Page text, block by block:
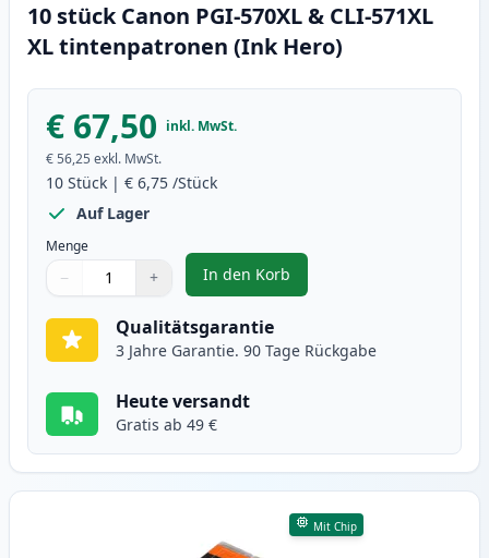
10 stück Canon PGI-570XL & CLI-571XL
XL tintenpatronen (Ink Hero)
€ 67,50 inkl. MwSt.
€ 56,25 exkl. MwSt.
10 Stück | € 6,75 /Stück
Auf Lager
Menge
Verwenden Sie die Tasten, um anzupassen
− +
1
In den Korb
, 10 stück Canon PGI-570XL &
Qualitätsgarantie
3 Jahre Garantie. 90 Tage Rückgabe
Heute versandt
Gratis ab 49 €
Mit Chip